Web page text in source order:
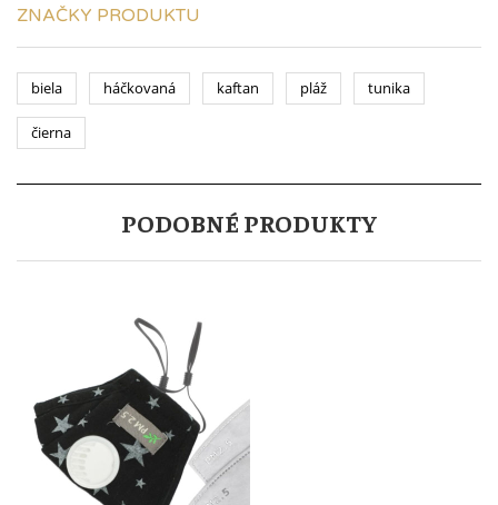
ZNAČKY PRODUKTU
biela háčkovaná kaftan pláž tunika
čierna
PODOBNÉ PRODUKTY